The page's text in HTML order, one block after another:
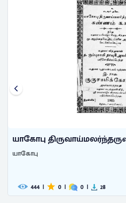
யாகோபு திருவாய்மலர்ந்தருளிய
யாகோபு
444 | 0 | 0 | 28